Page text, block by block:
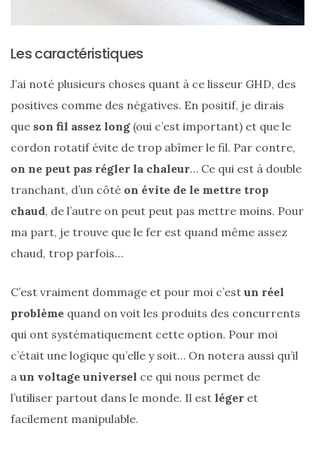
Zoom
le
sac
Batman
Paris
16/05/2026
Les caractéristiques
J’ai noté plusieurs choses quant à ce lisseur GHD, des
positives comme des négatives. En positif, je dirais
que son fil assez long (oui c’est important) et que le
cordon rotatif évite de trop abîmer le fil. Par contre,
on ne peut pas régler la chaleur… Ce qui est à double
tranchant, d’un côté on évite de le mettre trop
chaud, de l’autre on peut peut pas mettre moins. Pour
ma part, je trouve que le fer est quand même assez
chaud, trop parfois…
C’est vraiment dommage et pour moi c’est un réel
problème quand on voit les produits des concurrents
qui ont systématiquement cette option. Pour moi
c’était une logique qu’elle y soit… On notera aussi qu’il
a un voltage universel ce qui nous permet de
l’utiliser partout dans le monde. Il est léger et
facilement manipulable.